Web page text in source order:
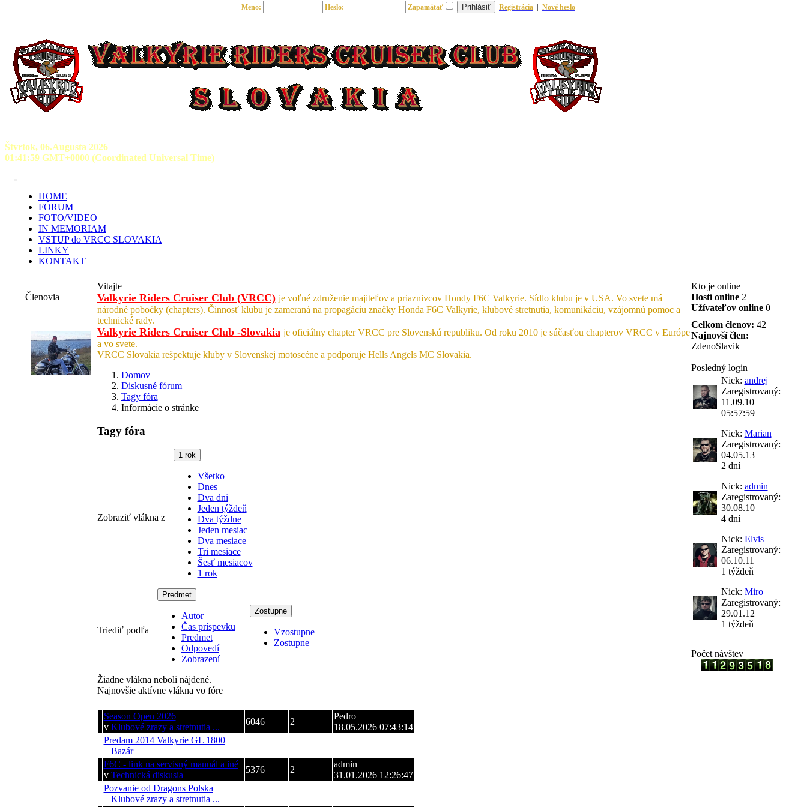
Meno: Heslo: Zapamätať Registrácia Nové heslo
Štvrtok, 06.Augusta 2026
01:41:59 GMT+0000 (Coordinated Universal Time)
HOME
FÓRUM
FOTO/VIDEO
IN MEMORIAM
VSTUP do VRCC SLOVAKIA
LINKY
KONTAKT
Členovia
Vitajte
Valkyrie Riders Cruiser Club (VRCC) je voľné združenie majiteľov a priaznivcov Hondy F6C Valkyrie. Sídlo klubu je v USA. Vo svete má
národné pobočky (chapters). Činnosť klubu je zameraná na propagáciu značky Honda F6C Valkyrie, klubové stretnutia, komunikáciu, vzájomnú pomoc a
technické rady.
Valkyrie Riders Cruiser Club -Slovakia je oficiálny chapter VRCC pre Slovenskú republiku. Od roku 2010 je súčasťou chapterov VRCC v Európe
a vo svete.
VRCC Slovakia rešpektuje kluby v Slovenskej motoscéne a podporuje Hells Angels MC Slovakia.
Domov
Diskusné fórum
Tagy fóra
Informácie o stránke
Tagy fóra
Zobraziť vlákna z
1 rok
Všetko
Dnes
Dva dni
Jeden týždeň
Dva týždne
Jeden mesiac
Dva mesiace
Tri mesiace
Šesť mesiacov
1 rok
Triediť podľa
Predmet
Autor
Čas príspevku
Predmet
Odpovedí
Zobrazení
Zostupne
Vzostupne
Zostupne
Žiadne vlákna neboli nájdené.
Najnovšie aktívne vlákna vo fóre
Season Open 2026
v Klubové zrazy a stretnutia ...
6046 2
Pedro
18.05.2026 07:43:14
Predam 2014 Valkyrie GL 1800
Bazár
F6C - link na servisný manuál a iné
v Technická diskusia
5376 2
admin
31.01.2026 12:26:47
Pozvanie od Dragons Polska
Klubové zrazy a stretnutia ...
Kto je online
Hostí online2
Užívateľov online0
Celkom členov: 42
Najnovší člen:
ZdenoSlavik
Posledný login
Nick: andrej
Zaregistrovaný:
11.09.10
05:57:59
Nick: Marian
Zaregistrovaný:
04.05.13
2 dní
Nick: admin
Zaregistrovaný:
30.08.10
4 dní
Nick: Elvis
Zaregistrovaný:
06.10.11
1 týždeň
Nick: Miro
Zaregistrovaný:
29.01.12
1 týždeň
Počet návštev